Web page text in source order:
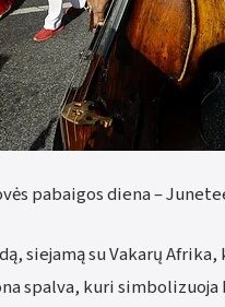
pabaigos diena –
siejamą su Vakarų
spalva, kuri